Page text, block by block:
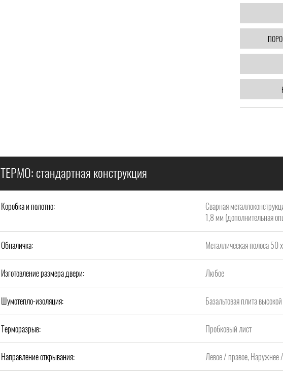
ТЕРМО: стандартная конструкция
Коробка и полотно:
Сварная
1,8 мм (дополнительная
Обналичка: Металлическая полоса 50
Изготовление размера двери: Любое
Шумотепло-изоляция: Базальтовая плита
Терморазрыв: Пробковый лист
Направление открывания: Левое / правое, Наружнее